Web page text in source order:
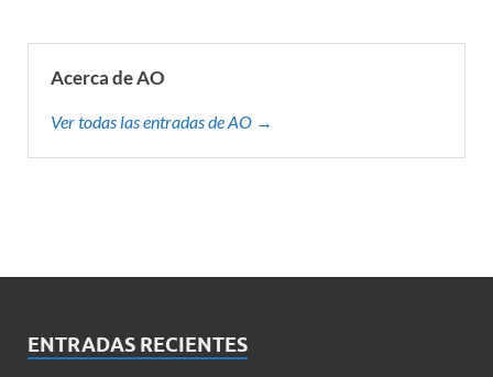
Acerca de AO
Ver todas las entradas de AO →
ENTRADAS RECIENTES